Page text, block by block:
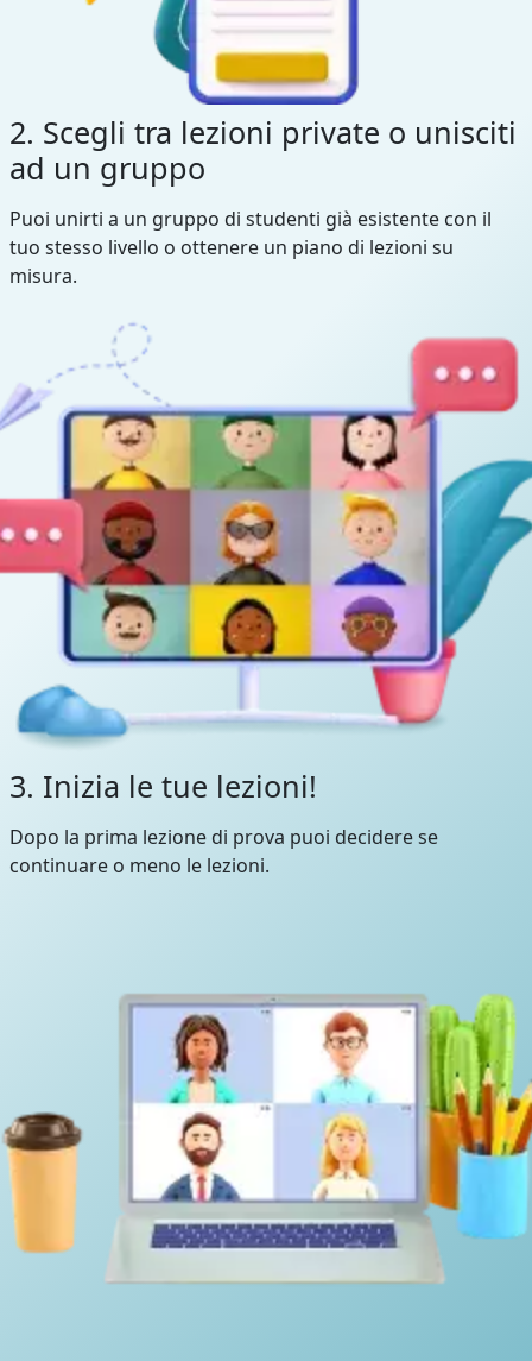
2. Scegli tra lezioni private o unisciti
ad un gruppo
Puoi unirti a un gruppo di studenti già esistente con il
tuo stesso livello o ottenere un piano di lezioni su
misura.
3. Inizia le tue lezioni!
Dopo la prima lezione di prova puoi decidere se
continuare o meno le lezioni.